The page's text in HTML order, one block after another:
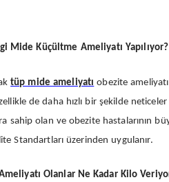
Mide Küçültme Ameliyatı Yapılıyor?
tüp mide ameliyatı obezite
de daha hızlı bir şekilde
sahip olan ve obezite hastalarının
Standartları üzerinden uygulanır.
Olanlar Ne Kadar Kilo